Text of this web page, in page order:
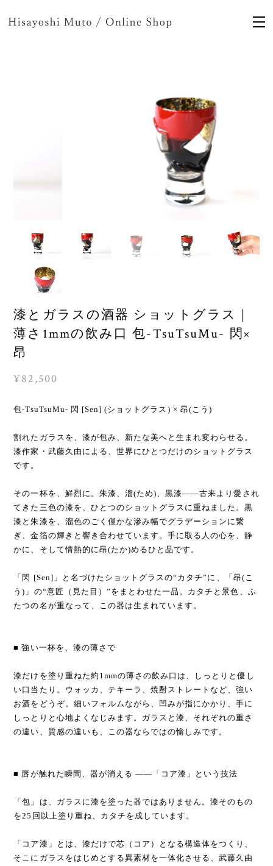
漆とガラスの酒器 ショットグラス｜
薄さ1mmの飲み口 包-TsuTsuMu- 閃×
昂
¥82,500
包-TsuTsuMu- 閃 [Sen] (ショットグラス) × 昂(こう)
割れたガラスを、漆が包み、新たな美へと生まれ変わらせる。
漆作家・武藤久由による、世界にひとつだけのショットグラス
です。
その一杯を、鮮烈に。朱漆、溜(ため)、黒漆——古来より愛され
てきた三色の漆を、ひとつのショットグラスに重ねました。黒
漆と朱漆を、溜色のごく僅かな滲み幅でグラデーションに繋
ぎ、金箔の輝きと響き合わせています。手に取る人の心を、静
かに、そして情熱的に昂(たか)めるひと品です。
「閃 [Sen]」と名づけたショットグラスの“カタチ”に、「昂(こ
う)」の“意匠（見た目）”をまとわせた一品。カタチと景色、ふ
たつの名が重なって、この器は生まれています。
■ 強い一杯を、漆の薄さで
漆だけを塗り重ねた約1mmの薄さの飲み口は、しっとりと優し
い口当たり。ウォッカ、テキーラ、焼酎ストレートなど、強い
お酒をどうぞ。細いフォルムながら、凹みが指にかかり、手に
しっとりと心地よくなじみます。ガラスと漆、それぞれの重さ
の違い、質感の違いも、この器ならではの愉しみです。
■ 唇が触れた瞬間、器が消える ——「コア漆」という技法
「包」は、ガラスに漆を塗った器ではありません。漆そのもの
を25回以上塗り重ね、カタチを成しています。
「コア漆」とは、漆だけで芯（コア）となる構造体をつくり、
そこにガラスをはじめとする異素材を一体化させる、武藤久由